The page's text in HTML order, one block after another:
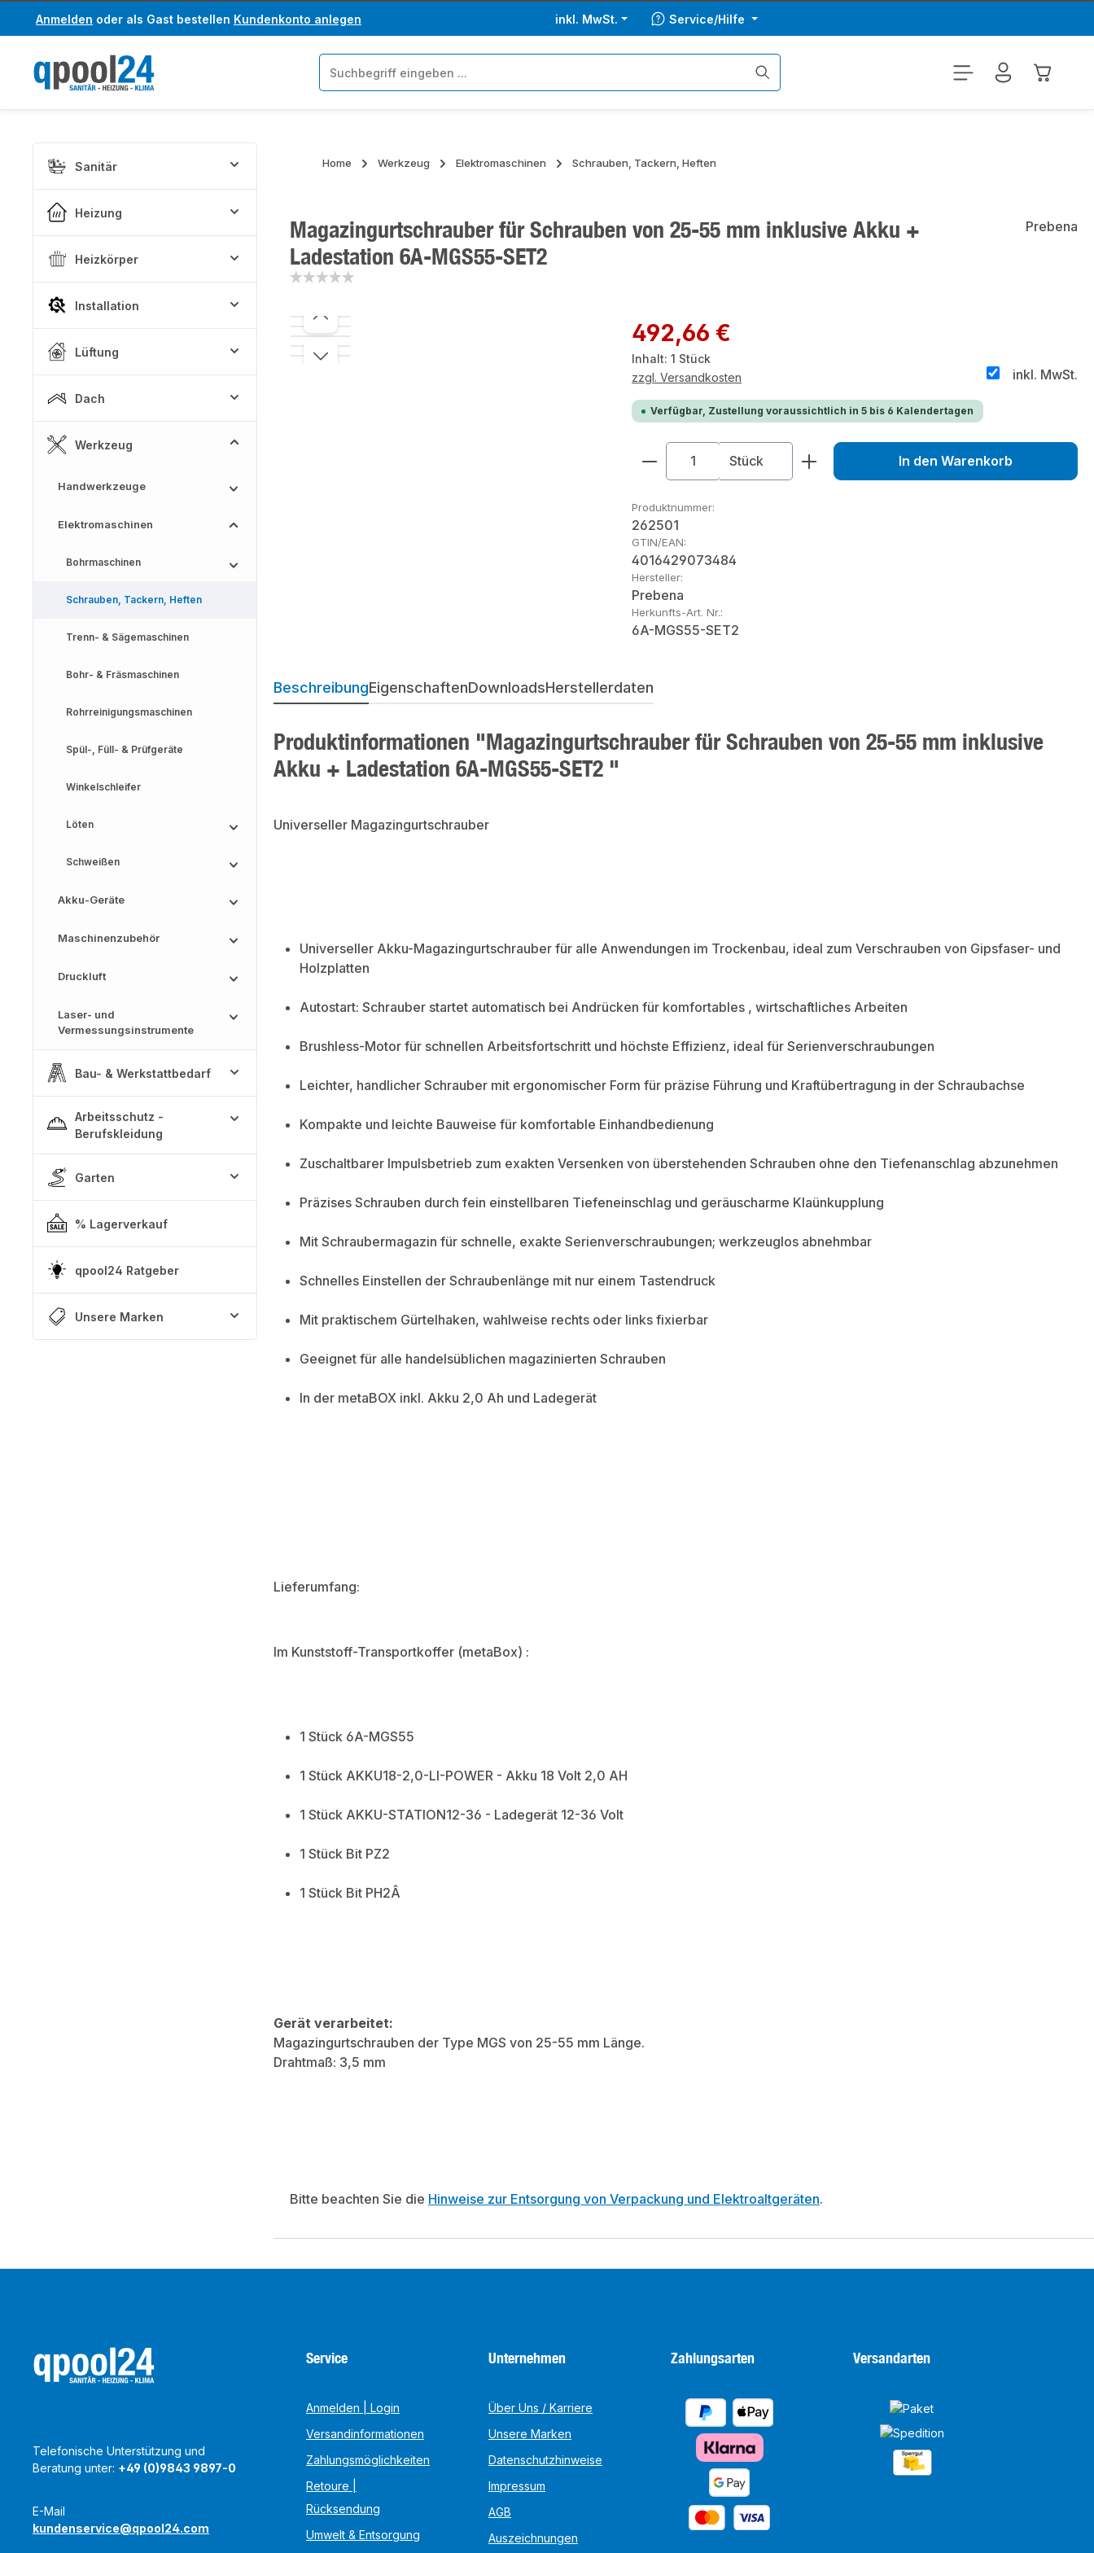
Hauptinhalt springen
Zur Suche springen
Anmelden oder als Gast bestellen Kundenkonto anlegen inkl. MwSt. Service/Hilfe
Sanitär
Heizung
Heizkörper
Installation
Lüftung
Dach
Werkzeug
Handwerkzeuge
Elektromaschinen
Bohrmaschinen
Schrauben, Tackern, Heften
Trenn- & Sägemaschinen
Bohr- & Fräsmaschinen
Rohrreinigungsmaschinen
Spül-, Füll- & Prüfgeräte
Winkelschleifer
Löten
Schweißen
Akku-Geräte
Maschinenzubehör
Druckluft
Laser- und
Vermessungsinstrumente
Bau- & Werkstattbedarf
Arbeitsschutz -
Berufskleidung
Garten
% Lagerverkauf
qpool24 Ratgeber
Unsere Marken
Home Werkzeug Elektromaschinen Schrauben, Tackern, Heften
Magazingurtschrauber für Schrauben von 25-55 mm inklusive Akku +
Ladestation 6A-MGS55-SET2
Prebena
Bildergalerie überspringen Regulärer Preis:
492,66 €
Inhalt: 1 Stück
inkl. MwSt.
zzgl. Versandkosten
Verfügbar, Zustellung voraussichtlich in 5 bis 6 Kalendertagen
Produkt Anzahl: Gib den gewünschten Wert
Stück In den Warenkorb
Produktnummer:
262501
GTIN/EAN:
4016429073484
Hersteller:
Prebena
Herkunfts-Art. Nr.:
6A-MGS55-SET2
BeschreibungEigenschaftenDownloadsHerstellerdaten
Produktinformationen "Magazingurtschrauber für Schrauben von 25-55 mm inklusive
Akku + Ladestation 6A-MGS55-SET2 "
Universeller Magazingurtschrauber
Universeller Akku-Magazingurtschrauber für alle Anwendungen im Trockenbau, ideal zum Verschrauben von Gipsfaser- und
Holzplatten
Autostart: Schrauber startet automatisch bei Andrücken für komfortables , wirtschaftliches Arbeiten
Brushless-Motor für schnellen Arbeitsfortschritt und höchste Effizienz, ideal für Serienverschraubungen
Leichter, handlicher Schrauber mit ergonomischer Form für präzise Führung und Kraftübertragung in der Schraubachse
Kompakte und leichte Bauweise für komfortable Einhandbedienung
Zuschaltbarer Impulsbetrieb zum exakten Versenken von überstehenden Schrauben ohne den Tiefenanschlag abzunehmen
Präzises Schrauben durch fein einstellbaren Tiefeneinschlag und geräuscharme Klaünkupplung
Mit Schraubermagazin für schnelle, exakte Serienverschraubungen; werkzeuglos abnehmbar
Schnelles Einstellen der Schraubenlänge mit nur einem Tastendruck
Mit praktischem Gürtelhaken, wahlweise rechts oder links fixierbar
Geeignet für alle handelsüblichen magazinierten Schrauben
In der metaBOX inkl. Akku 2,0 Ah und Ladegerät
Lieferumfang:
Im Kunststoff-Transportkoffer (metaBox) :
1 Stück 6A-MGS55
1 Stück AKKU18-2,0-LI-POWER - Akku 18 Volt 2,0 AH
1 Stück AKKU-STATION12-36 - Ladegerät 12-36 Volt
1 Stück Bit PZ2
1 Stück Bit PH2Â
Gerät verarbeitet:
Magazingurtschrauben der Type MGS von 25-55 mm Länge.
Drahtmaß: 3,5 mm
Bitte beachten Sie die Hinweise zur Entsorgung von Verpackung und Elektroaltgeräten.
Telefonische Unterstützung und
Beratung unter: +49 (0)9843 9897-0
E-Mail
kundenservice@qpool24.com
Service
Anmelden | Login
Versandinformationen
Zahlungsmöglichkeiten
Retoure |
Rücksendung
Umwelt & Entsorgung
Unternehmen
Über Uns / Karriere
Unsere Marken
Datenschutzhinweise
Impressum
AGB
Auszeichnungen
Zahlungsarten Versandarten